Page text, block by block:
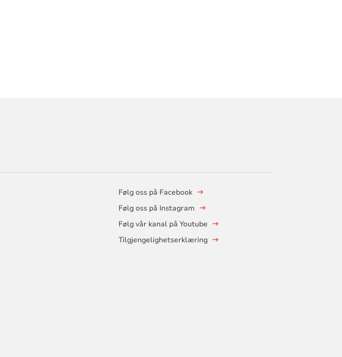
Følg oss på Facebook
Følg oss på Instagram
Følg vår kanal på Youtube
Tilgjengelighetserklæring